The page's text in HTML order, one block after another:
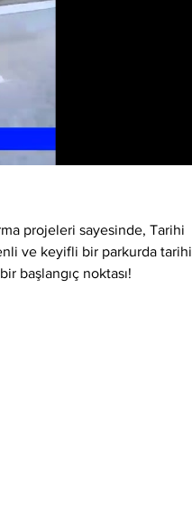
projeleri sayesinde, Tarihi
ve keyifli bir parkurda tarihi
başlangıç noktası!